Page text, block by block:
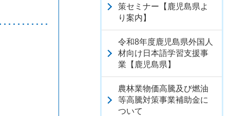
策セミナー【鹿児島県よ
り案内】
令和8年度鹿児島県外国人
材向け日本語学習支援事
業【鹿児島県】
農林業物価高騰及び燃油
等高騰対策事業補助金に
ついて